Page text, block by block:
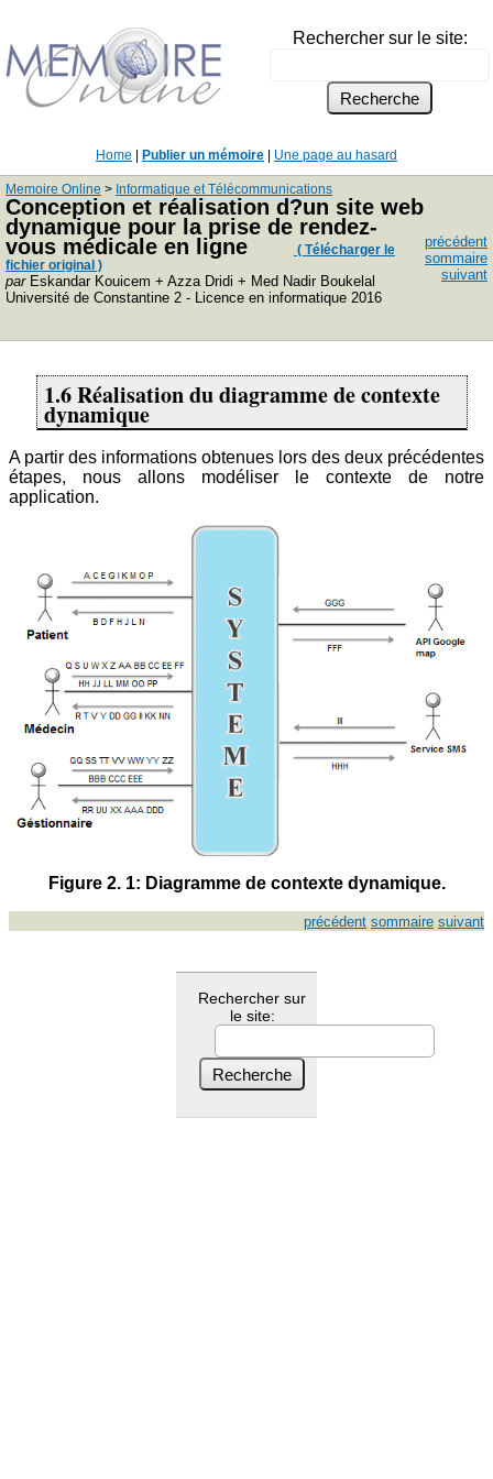
Rechercher sur le site:
Home Publier un mémoire Une page au hasard
Memoire Online > Informatique et Télécommunications
Conception et réalisation d?un site web
dynamique pour la prise de rendez-
vous médicale en ligne
( Télécharger le
fichier original )
parEskandar Kouicem + Azza Dridi + Med Nadir Boukelal
Université de Constantine 2 - Licence en informatique 2016
précédent
sommaire
suivant
1.6 Réalisation du diagramme de contexte
dynamique
A partir des informations obtenues lors des deux précédentes
étapes, nous allons modéliser le contexte de notre
application.
Figure 2. 1: Diagramme de contexte dynamique.
précédent sommaire suivant
Rechercher sur
le site: